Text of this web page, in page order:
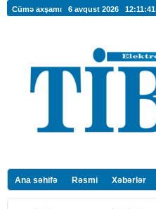
Cümə axşamı 6 avqust 2026 12:11:42
Ana səhifə Rəsmi Xəbərlər